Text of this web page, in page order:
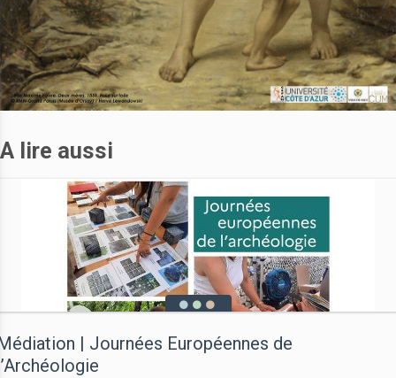
A lire aussi
| Journées Européennes de